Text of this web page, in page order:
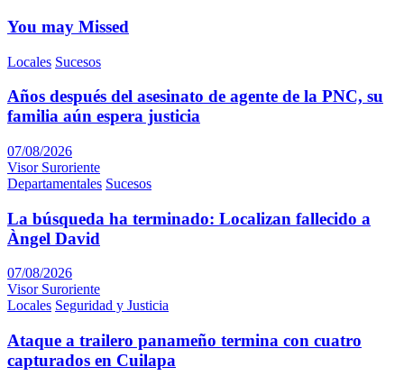
You may Missed
Locales Sucesos
Años después del asesinato de agente de la PNC, su
familia aún espera justicia
07/08/2026
Visor Suroriente
Departamentales Sucesos
La búsqueda ha terminado: Localizan fallecido a
Àngel David
07/08/2026
Visor Suroriente
Locales Seguridad y Justicia
Ataque a trailero panameño termina con cuatro
capturados en Cuilapa